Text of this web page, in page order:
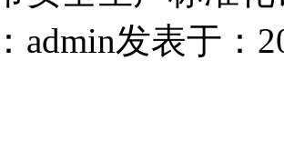
admin发表于：